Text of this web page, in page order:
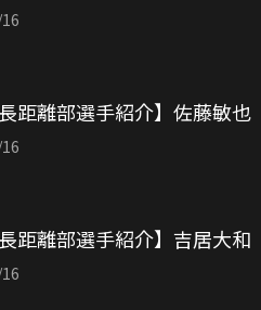
長距離部選手紹介】佐藤敏也
長距離部選手紹介】吉居大和